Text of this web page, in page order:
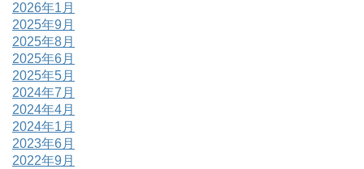
2026年1月
2025年9月
2025年8月
2025年6月
2025年5月
2024年7月
2024年4月
2024年1月
2023年6月
2022年9月